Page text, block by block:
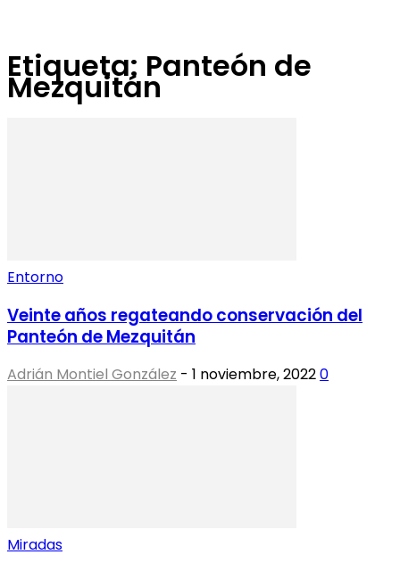
Etiqueta: Panteón de
Mezquitán
Entorno
Veinte años regateando conservación del
Panteón de Mezquitán
Adrián Montiel González - 1 noviembre, 20220
Miradas